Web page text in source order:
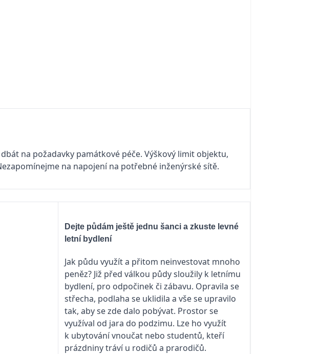
na požadavky památkové péče. Výškový limit objektu,
na napojení na potřebné inženýrské sítě.
Dejte půdám ještě jednu šanci a zkuste levné
letní bydlení
Jak půdu využít a přitom neinvestovat mnoho
peněz? Již před válkou půdy sloužily k letnímu
bydlení, pro odpočinek či zábavu. Opravila se
střecha, podlaha se uklidila a vše se upravilo
tak, aby se zde dalo pobývat. Prostor se
využíval od jara do podzimu. Lze ho využít
k ubytování vnoučat nebo studentů, kteří
prázdniny tráví u rodičů a prarodičů.